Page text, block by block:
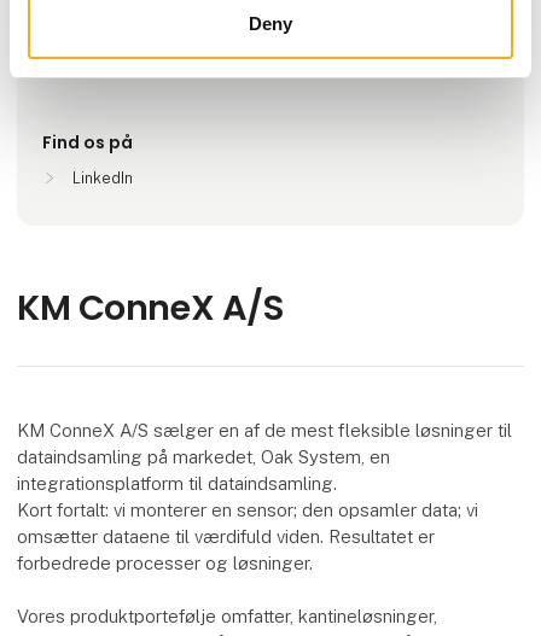
Deny
Find os på
LinkedIn
KM ConneX A/S
KM ConneX A/S sælger en af de mest fleksible løsninger til
dataindsamling på markedet, Oak System, en
integrationsplatform til dataindsamling.
Kort fortalt: vi monterer en sensor; den opsamler data; vi
omsætter dataene til værdifuld viden. Resultatet er
forbedrede processer og løsninger.
Vores produktportefølje omfatter, kantineløsninger,